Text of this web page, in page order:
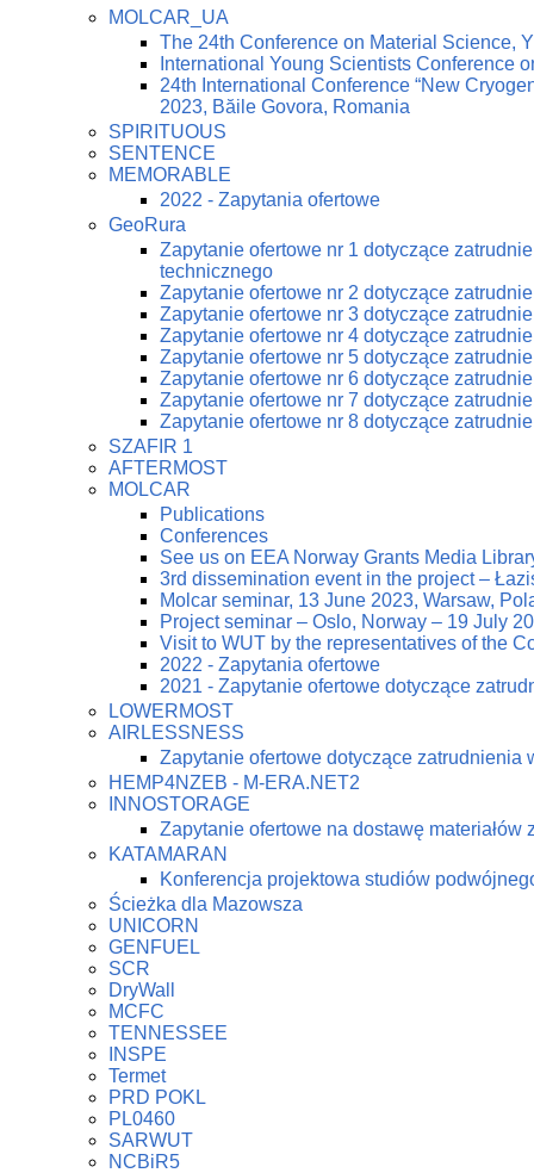
MOLCAR_UA
The 24th Conference on Material Science,
International Young Scientists Conference
24th International Conference “New
2023, Băile Govora, Romania
SPIRITUOUS
SENTENCE
MEMORABLE
2022 - Zapytania ofertowe
GeoRura
Zapytanie ofertowe nr 1 dotyczące
technicznego
Zapytanie ofertowe nr 2 dotyczące
Zapytanie ofertowe nr 3 dotyczące
Zapytanie ofertowe nr 4 dotyczące
Zapytanie ofertowe nr 5 dotyczące
Zapytanie ofertowe nr 6 dotyczące
Zapytanie ofertowe nr 7 dotyczące
Zapytanie ofertowe nr 8 dotyczące
SZAFIR 1
AFTERMOST
MOLCAR
Publications
Conferences
See us on EEA Norway Grants Media
3rd dissemination event in the project –
Molcar seminar, 13 June 2023, Warsaw,
Project seminar – Oslo, Norway – 19 July
Visit to WUT by the representatives of the
2022 - Zapytania ofertowe
2021 - Zapytanie ofertowe dotyczące
LOWERMOST
AIRLESSNESS
Zapytanie ofertowe dotyczące zatrudnienia
HEMP4NZEB - M-ERA.NET2
INNOSTORAGE
Zapytanie ofertowe na dostawę materiałów
KATAMARAN
Konferencja projektowa studiów
Ścieżka dla Mazowsza
UNICORN
GENFUEL
SCR
DryWall
MCFC
TENNESSEE
INSPE
Termet
PRD POKL
PL0460
SARWUT
NCBiR5